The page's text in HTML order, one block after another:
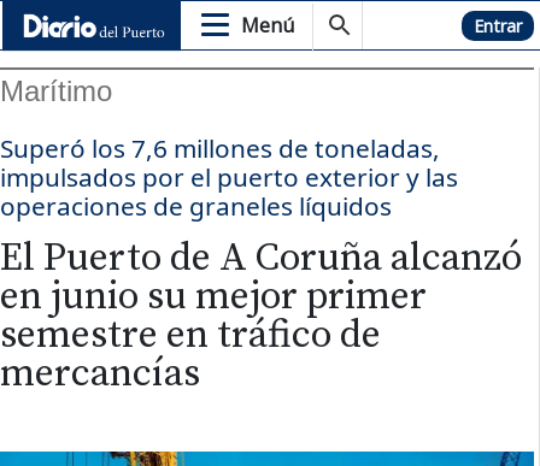
Menú Hemeroteca Entrar
Marítimo
Superó los 7,6 millones de toneladas,
impulsados por el puerto exterior y las
operaciones de graneles líquidos
El Puerto de A Coruña alcanzó
en junio su mejor primer
semestre en tráfico de
mercancías